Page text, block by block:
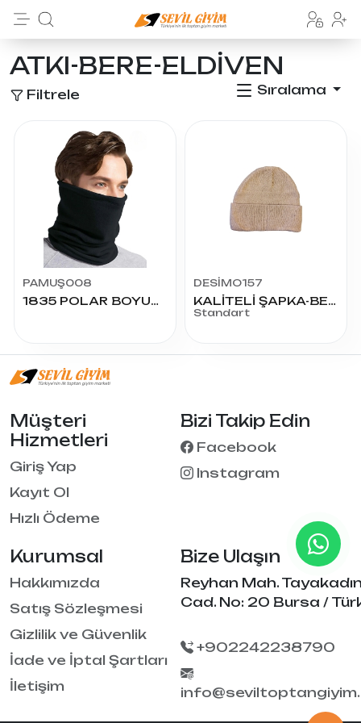
ATKI-BERE-ELDİVEN
Filtrele Sıralama
PAMUŞ008
1835 POLAR BOYUNLUK
DESİMO157
KALİTELİ ŞAPKA-BERE
Standart
Kurumsal
Hakkımızda
Satış Sözleşmesi
Gizlilik ve Güvenlik
İade ve İptal Şartları
İletişim
Müşteri
Hizmetleri
Giriş Yap
Kayıt Ol
Hızlı Ödeme
Bizi Takip Edin
Facebook
Instagram
Bize Ulaşın
Reyhan Mah.
Cad. No: 20 Bursa /
+902242238790